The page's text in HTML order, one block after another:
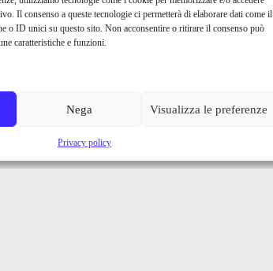
Il consenso a queste tecnologie ci permetterà di elaborare dati come il
o ID unici su questo sito. Non acconsentire o ritirare il consenso può
caratteristiche e funzioni.
Nega Visualizza le preferenze
Privacy policy